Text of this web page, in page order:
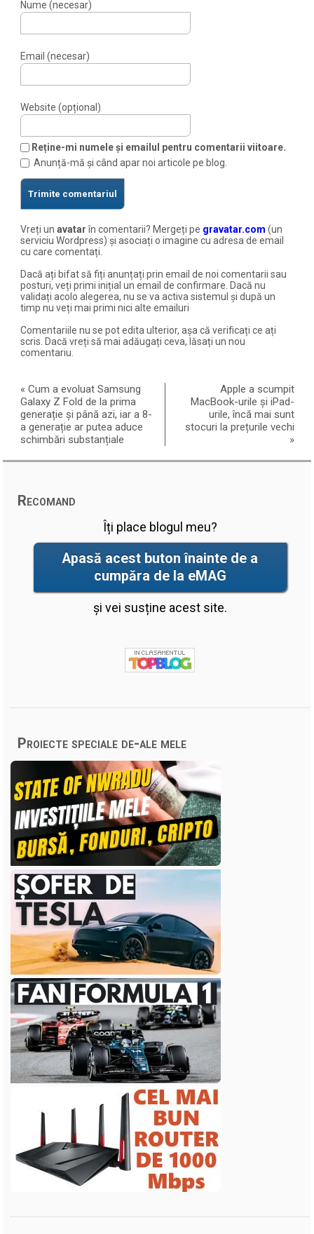
Nume (necesar)
Email (necesar)
Website (opțional)
Reține-mi numele și emailul pentru comentarii viitoare.
Anunță-mă și când apar noi articole pe blog.
Vreți unavatarîn comentarii? Mergeți pe gravatar.com (un
serviciu Wordpress) și asociați o imagine cu adresa de email
cu care comentați.
Dacă ați bifat să fiți anunțați prin email de noi comentarii sau
posturi, veți primi inițial un email de confirmare. Dacă nu
validați acolo alegerea, nu se va activa sistemul și după un
timp nu veți mai primi nici alte emailuri
Comentariile nu se pot edita ulterior, așa că verificați ce ați
scris. Dacă vreți să mai adăugați ceva, lăsați un nou
comentariu.
«Cum a evoluat Samsung
Galaxy Z Fold de la prima
generație și până azi, iar a 8-
a generație ar putea aduce
schimbări substanțiale
Apple a scumpit
MacBook-urile și iPad-
urile, încă mai sunt
stocuri la prețurile vechi
»
Recomand
Îți place blogul meu?
Apasă acest buton înainte de a
cumpăra de la eMAG
și vei susține acest site.
Proiecte speciale de-ale mele